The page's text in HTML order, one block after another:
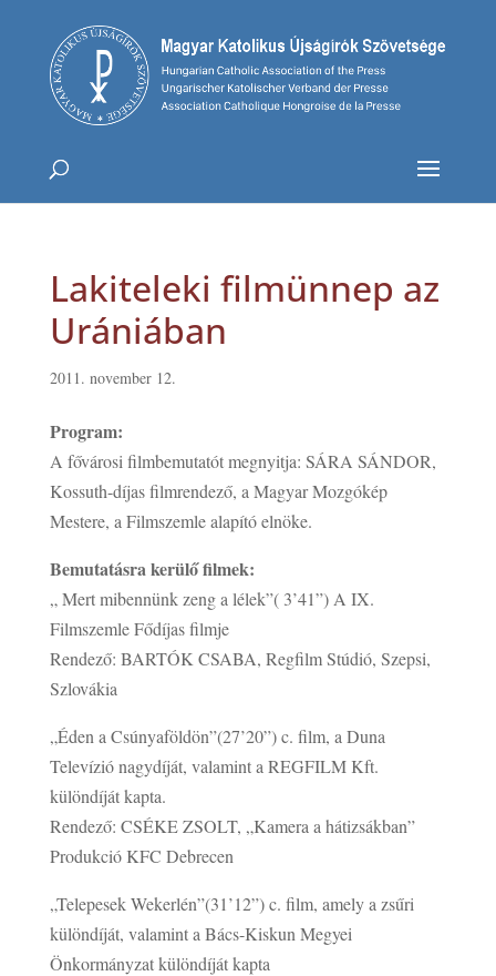
Lakiteleki filmünnep az
Urániában
2011. november 12.
Program:
A fővárosi filmbemutatót megnyitja: SÁRA SÁNDOR,
Kossuth-díjas filmrendező, a Magyar Mozgókép
Mestere, a Filmszemle alapító elnöke.
Bemutatásra kerülő filmek:
„ Mert mibennünk zeng a lélek”( 3’41”) A IX.
Filmszemle Fődíjas filmje
Rendező: BARTÓK CSABA, Regfilm Stúdió, Szepsi,
Szlovákia
„Éden a Csúnyaföldön”(27’20”) c. film, a Duna
Televízió nagydíját, valamint a REGFILM Kft.
különdíját kapta.
Rendező: CSÉKE ZSOLT, „Kamera a hátizsákban”
Produkció KFC Debrecen
„Telepesek Wekerlén”(31’12”) c. film, amely a zsűri
különdíját, valamint a Bács-Kiskun Megyei
Önkormányzat különdíját kapta